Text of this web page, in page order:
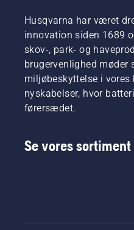
Husqvarna har været
innovation siden 1689
skov-, park- og
brugervenlighed møder
miljøbeskyttelse i vores
nyskabelser, hvor
førersædet.
Se vores sortiment